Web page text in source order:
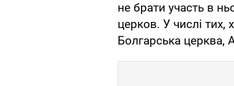
не брати участь в
церков. У числі тих,
Болгарська церква,